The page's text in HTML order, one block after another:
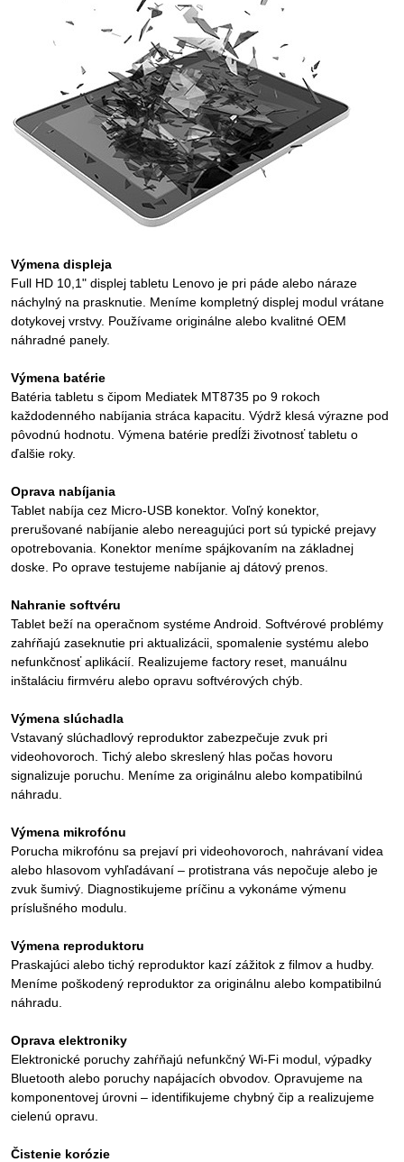
Výmena displeja
Full HD 10,1" displej tabletu Lenovo je pri páde alebo náraze
náchylný na prasknutie. Meníme kompletný displej modul vrátane
dotykovej vrstvy. Používame originálne alebo kvalitné OEM
náhradné panely.
Výmena batérie
Batéria tabletu s čipom Mediatek MT8735 po 9 rokoch
každodenného nabíjania stráca kapacitu. Výdrž klesá výrazne pod
pôvodnú hodnotu. Výmena batérie predĺži životnosť tabletu o
ďalšie roky.
Oprava nabíjania
Tablet nabíja cez Micro-USB konektor. Voľný konektor,
prerušované nabíjanie alebo nereagujúci port sú typické prejavy
opotrebovania. Konektor meníme spájkovaním na základnej
doske. Po oprave testujeme nabíjanie aj dátový prenos.
Nahranie softvéru
Tablet beží na operačnom systéme Android. Softvérové problémy
zahŕňajú zaseknutie pri aktualizácii, spomalenie systému alebo
nefunkčnosť aplikácií. Realizujeme factory reset, manuálnu
inštaláciu firmvéru alebo opravu softvérových chýb.
Výmena slúchadla
Vstavaný slúchadlový reproduktor zabezpečuje zvuk pri
videohovoroch. Tichý alebo skreslený hlas počas hovoru
signalizuje poruchu. Meníme za originálnu alebo kompatibilnú
náhradu.
Výmena mikrofónu
Porucha mikrofónu sa prejaví pri videohovoroch, nahrávaní videa
alebo hlasovom vyhľadávaní – protistrana vás nepočuje alebo je
zvuk šumivý. Diagnostikujeme príčinu a vykonáme výmenu
príslušného modulu.
Výmena reproduktoru
Praskajúci alebo tichý reproduktor kazí zážitok z filmov a hudby.
Meníme poškodený reproduktor za originálnu alebo kompatibilnú
náhradu.
Oprava elektroniky
Elektronické poruchy zahŕňajú nefunkčný Wi-Fi modul, výpadky
Bluetooth alebo poruchy napájacích obvodov. Opravujeme na
komponentovej úrovni – identifikujeme chybný čip a realizujeme
cielenú opravu.
Čistenie korózie